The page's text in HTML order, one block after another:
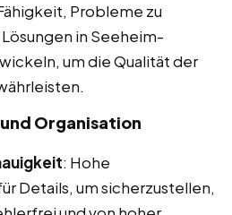
Probleme zu
in Seeheim-
um die Qualität der
Organisation
: Hohe
Details, um sicherzustellen,